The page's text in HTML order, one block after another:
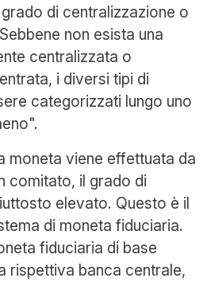
di centralizzazione o
non esista una
centralizzata o
i diversi tipi di
categorizzati lungo uno
moneta viene effettuata da
comitato, il grado di
elevato. Questo è il
di moneta fiduciaria.
fiduciaria di base
rispettiva banca centrale,